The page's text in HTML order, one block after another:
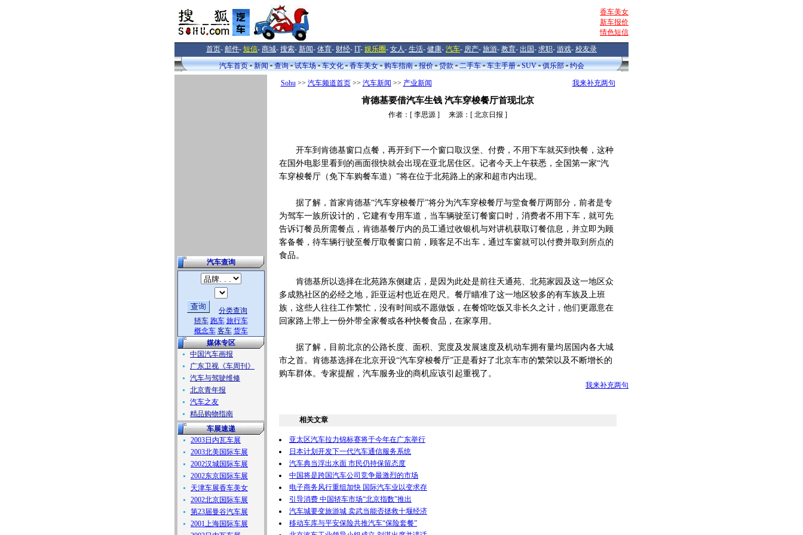
香车美女
新车报价
情色短信
首页- 邮件- 短信- 商城- 搜索- 新闻- 体育- 财经- IT- 娱乐圈- 女人- 生活- 健康- 汽车- 房产- 旅游- 教育- 出国- 求职- 游戏- 校友录
汽车首页
新闻 查询 试车场 车文化 香车美女 购车指南 报价 贷款 二手车 车主手册 SUV 俱乐部 约会
汽车查询
分类查询
轿车 跑车 旅行车
概念车 客车 货车
媒体专区
中国汽车画报
广东卫视《车周刊》
汽车与驾驶维修
北京青年报
汽车之友
精品购物指南
车展速递
2003日内瓦车展
2003北美国际车展
2002汉城国际车展
2002东京国际车展
天津车展香车美女
2002北京国际车展
第23届曼谷汽车展
2001上海国际车展
Sohu>> 汽车频道首页>> 汽车新闻 >> 产业新闻 我来补充两句
肯德基要借汽车生钱 汽车穿梭餐厅首现北京
作者：[ 李思源 ] 来源：[ 北京日报 ]
开车到肯德基窗口点餐，再开到下一个窗口取汉堡、付费，不用下车就买到快餐，这种
在国外电影里看到的画面很快就会出现在亚北居住区。记者今天上午获悉，全国第一家“汽
车穿梭餐厅（免下车购餐车道）”将在位于北苑路上的家和超市内出现。
据了解，首家肯德基“汽车穿梭餐厅”将分为汽车穿梭餐厅与堂食餐厅两部分，前者是专
为驾车一族所设计的，它建有专用车道，当车辆驶至订餐窗口时，消费者不用下车，就可先
告诉订餐员所需餐点，肯德基餐厅内的员工通过收银机与对讲机获取订餐信息，并立即为顾
客备餐，待车辆行驶至餐厅取餐窗口前，顾客足不出车，通过车窗就可以付费并取到所点的
食品。
肯德基所以选择在北苑路东侧建店，是因为此处是前往天通苑、北苑家园及这一地区众
多成熟社区的必经之地，距亚运村也近在咫尺。餐厅瞄准了这一地区较多的有车族及上班
族，这些人往往工作繁忙，没有时间或不愿做饭，在餐馆吃饭又非长久之计，他们更愿意在
回家路上带上一份外带全家餐或各种快餐食品，在家享用。
据了解，目前北京的公路长度、面积、宽度及发展速度及机动车拥有量均居国内各大城
市之首。肯德基选择在北京开设“汽车穿梭餐厅”正是看好了北京车市的繁荣以及不断增长的
购车群体。专家提醒，汽车服务业的商机应该引起重视了。
我来补充两句
相关文章
亚太区汽车拉力锦标赛将于今年在广东举行
日本计划开发下一代汽车通信服务系统
汽车典当浮出水面 市民仍持保留态度
中国将是跨国汽车公司竞争最激烈的市场
电子商务风行重组加快 国际汽车业以变求存
引导消费 中国轿车市场“北京指数”推出
汽车城要变旅游城 卖武当能否拯救十堰经济
移动车库与平安保险共推汽车“保险套餐”